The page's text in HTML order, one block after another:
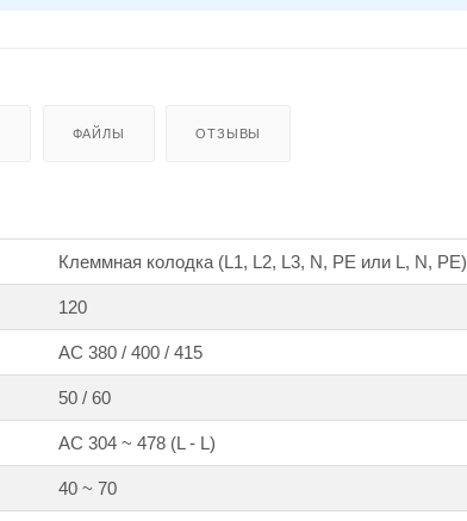
ФАЙЛЫ ОТЗЫВЫ
Клеммная колодка (L1, L2, L3, N, PE или L, N, PE)
120
АС 380 / 400 / 415
50 / 60
АС 304 ~ 478 (L - L)
40 ~ 70